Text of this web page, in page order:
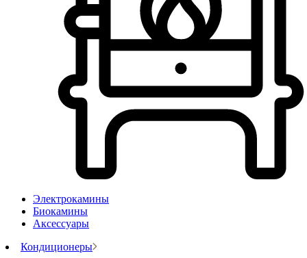
Электрокамины
Биокамины
Аксессуары
Кондиционеры